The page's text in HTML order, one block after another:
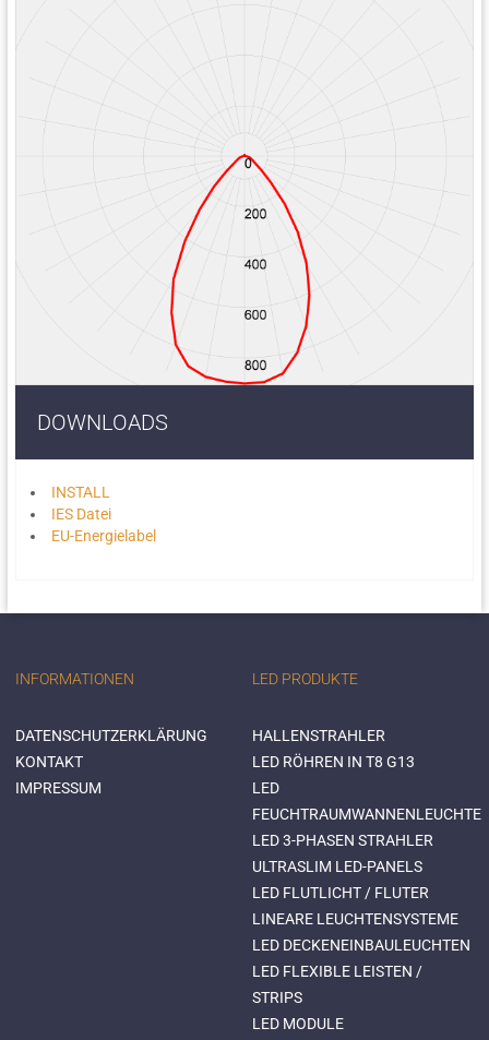
DOWNLOADS
INSTALL
IES Datei
EU-Energielabel
INFORMATIONEN
DATENSCHUTZERKLÄRUNG
KONTAKT
IMPRESSUM
LED PRODUKTE
HALLENSTRAHLER
LED RÖHREN IN T8 G13
LED
FEUCHTRAUMWANNENLEUCHTE
LED 3-PHASEN STRAHLER
ULTRASLIM LED-PANELS
LED FLUTLICHT / FLUTER
LINEARE LEUCHTENSYSTEME
LED DECKENEINBAULEUCHTEN
LED FLEXIBLE LEISTEN /
STRIPS
LED MODULE